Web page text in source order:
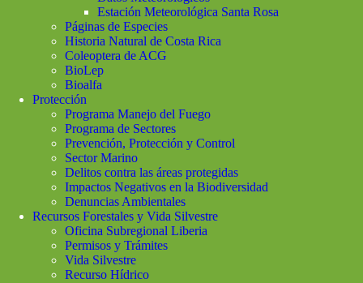
Estación Meteorológica Santa Rosa
Páginas de Especies
Historia Natural de Costa Rica
Coleoptera de ACG
BioLep
Bioalfa
Protección
Programa Manejo del Fuego
Programa de Sectores
Prevención, Protección y Control
Sector Marino
Delitos contra las áreas protegidas
Impactos Negativos en la Biodiversidad
Denuncias Ambientales
Recursos Forestales y Vida Silvestre
Oficina Subregional Liberia
Permisos y Trámites
Vida Silvestre
Recurso Hídrico